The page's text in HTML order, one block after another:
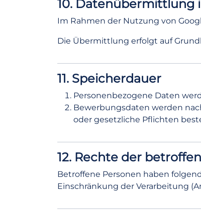
10. Datenübermittlung
Im Rahmen der Nutzung von
Die Übermittlung erfolgt auf
11. Speicherdauer
Personenbezogene Daten
Bewerbungsdaten werden
oder gesetzliche Pflichten
12. Rechte der
Betroffene Personen haben
Einschränkung der Verarbeitung